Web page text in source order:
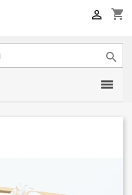
shopping_cart

